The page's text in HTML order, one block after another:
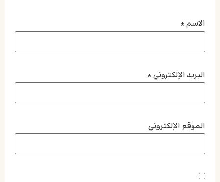
الاسم*
البريد الإلكتروني*
الموقع الإلكتروني